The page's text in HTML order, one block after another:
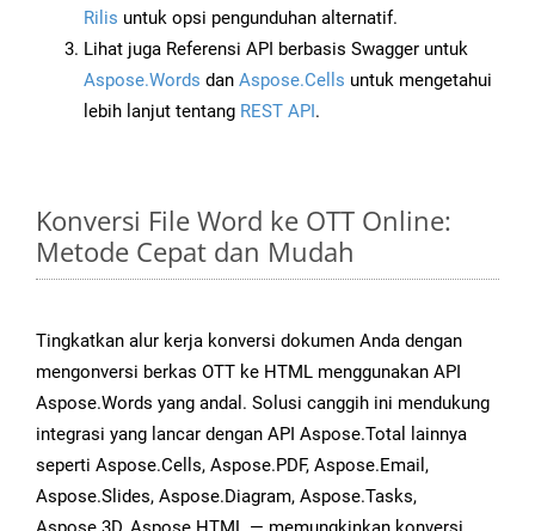
Rilis untuk opsi pengunduhan alternatif.
Lihat juga Referensi API berbasis Swagger untuk
Aspose.Words dan Aspose.Cells untuk mengetahui
lebih lanjut tentang REST API.
Konversi File Word ke OTT Online:
Metode Cepat dan Mudah
Tingkatkan alur kerja konversi dokumen Anda dengan
mengonversi berkas OTT ke HTML menggunakan API
Aspose.Words yang andal. Solusi canggih ini mendukung
integrasi yang lancar dengan API Aspose.Total lainnya
seperti Aspose.Cells, Aspose.PDF, Aspose.Email,
Aspose.Slides, Aspose.Diagram, Aspose.Tasks,